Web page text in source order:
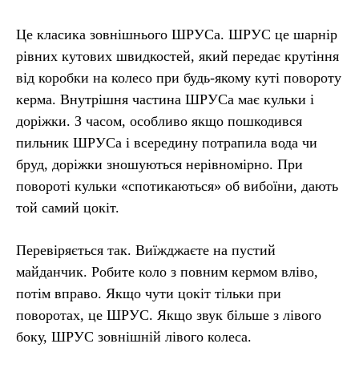
Це класика зовнішнього ШРУСа. ШРУС це шарнір
рівних кутових швидкостей, який передає крутіння
від коробки на колесо при будь-якому куті повороту
керма. Внутрішня частина ШРУСа має кульки і
доріжки. З часом, особливо якщо пошкодився
пильник ШРУСа і всередину потрапила вода чи
бруд, доріжки зношуються нерівномірно. При
повороті кульки «спотикаються» об вибоїни, дають
той самий цокіт.
Перевіряється так. Виїжджаєте на пустий
майданчик. Робите коло з повним кермом вліво,
потім вправо. Якщо чути цокіт тільки при
поворотах, це ШРУС. Якщо звук більше з лівого
боку, ШРУС зовнішній лівого колеса.